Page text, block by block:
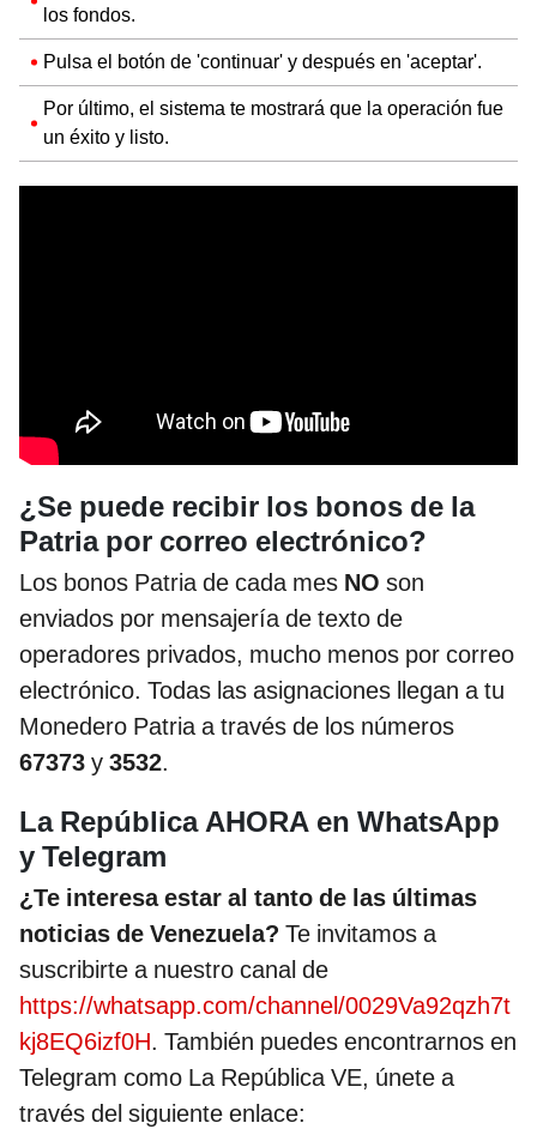
los fondos.
Pulsa el botón de 'continuar' y después en 'aceptar'.
Por último, el sistema te mostrará que la operación fue
un éxito y listo.
¿Se puede recibir los bonos de la
Patria por correo electrónico?
Los bonos Patria de cada mes NO son
enviados por mensajería de texto de
operadores privados, mucho menos por correo
electrónico. Todas las asignaciones llegan a tu
Monedero Patria a través de los números
67373 y 3532.
La República AHORA en WhatsApp
y Telegram
¿Te interesa estar al tanto de las últimas
noticias de Venezuela? Te invitamos a
suscribirte a nuestro canal de
https://whatsapp.com/channel/0029Va92qzh7t
kj8EQ6izf0H. También puedes encontrarnos en
Telegram como La República VE, únete a
través del siguiente enlace: